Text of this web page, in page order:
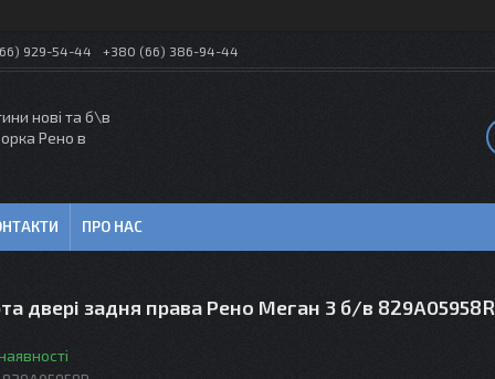
929-54-44 +380 (66) 386-94-44
нові та б\в
Рено в
ПРО НАС
двері задня права Рено Меган 3 б/в 829A05958R